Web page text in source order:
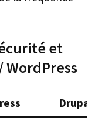
et
Drupal